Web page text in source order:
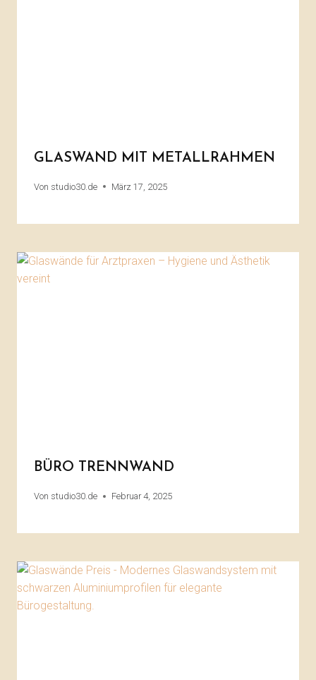
GLASWAND MIT METALLRAHMEN
Von studio30.de März 17, 2025
BÜRO TRENNWAND
Von studio30.de Februar 4, 2025